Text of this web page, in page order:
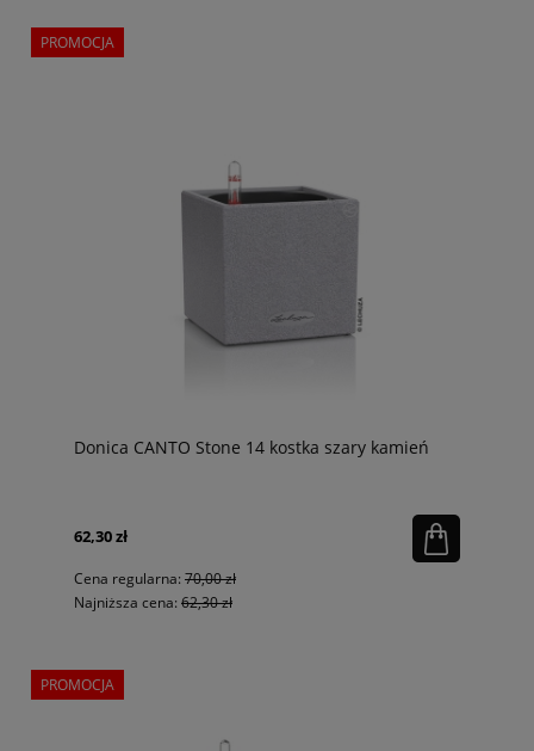
Donica CANTO Stone 14 kostka szary kamień
62,30 zł
Cena regularna: 70,00 zł
Najniższa cena: 62,30 zł
PROMOCJA
PROMOCJA